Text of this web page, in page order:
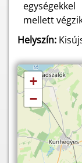
mellett
Helyszín:
+
−